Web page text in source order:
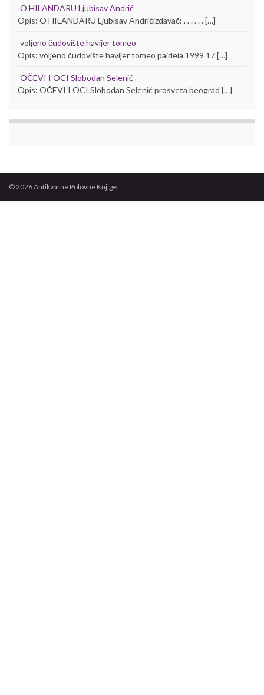
O HILANDARU Ljubisav Andrić
Opis: O HILANDARU Ljubisav Andrićizdavač: . . . . . . […]
voljeno čudovište havijer tomeo
Opis: voljeno čudovište havijer tomeo paideia 1999 17 […]
OČEVI I OCI Slobodan Selenić
Opis: OČEVI I OCI Slobodan Selenić prosveta beograd […]
© 2026 Antikvarne Polovne Knjige.